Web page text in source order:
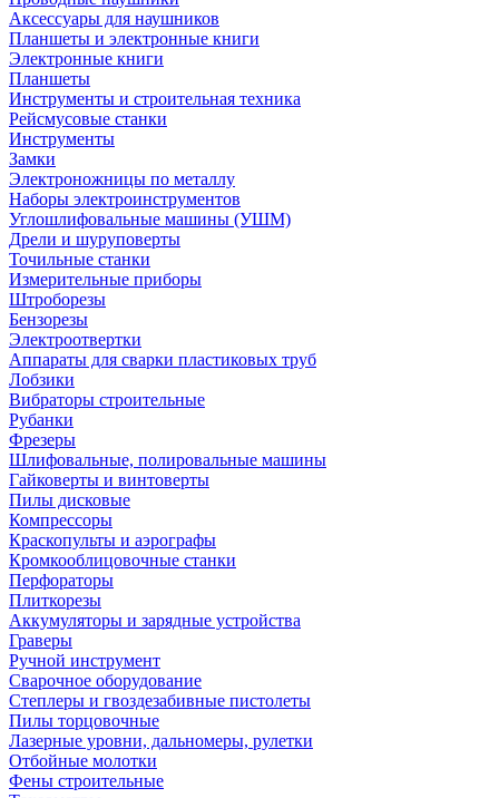
Аксессуары для наушников
Планшеты и электронные книги
Электронные книги
Планшеты
Инструменты и строительная техника
Рейсмусовые станки
Инструменты
Замки
Электроножницы по металлу
Наборы электроинструментов
Углошлифовальные машины (УШМ)
Дрели и шуруповерты
Точильные станки
Измерительные приборы
Штроборезы
Бензорезы
Электроотвертки
Аппараты для сварки пластиковых труб
Лобзики
Вибраторы строительные
Рубанки
Фрезеры
Шлифовальные, полировальные машины
Гайковерты и винтоверты
Пилы дисковые
Компрессоры
Краскопульты и аэрографы
Кромкооблицовочные станки
Перфораторы
Плиткорезы
Аккумуляторы и зарядные устройства
Граверы
Ручной инструмент
Сварочное оборудование
Степлеры и гвоздезабивные пистолеты
Пилы торцовочные
Лазерные уровни, дальномеры, рулетки
Отбойные молотки
Фены строительные